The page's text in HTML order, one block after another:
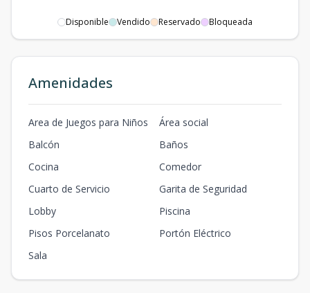
Disponible Vendido Reservado Bloqueada
Amenidades
Area de Juegos para Niños
Área social
Balcón
Baños
Cocina
Comedor
Cuarto de Servicio
Garita de Seguridad
Lobby
Piscina
Pisos Porcelanato
Portón Eléctrico
Sala